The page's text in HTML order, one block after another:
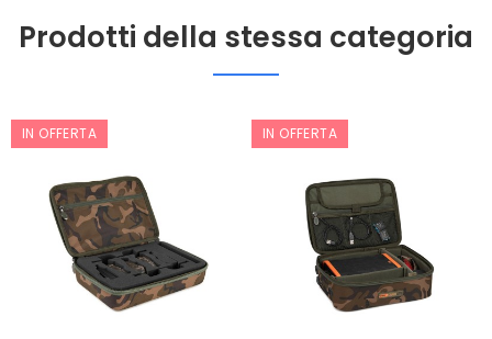
Prodotti della stessa categoria
IN OFFERTA IN OFFERTA